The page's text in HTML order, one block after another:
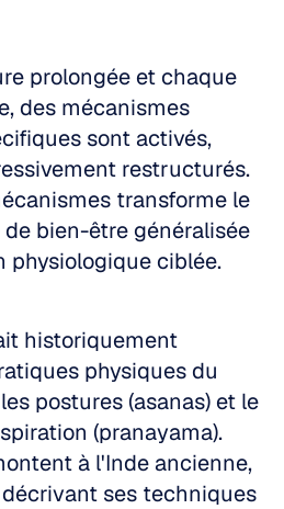
prolongée et chaque
des mécanismes
sont activés,
restructurés.
transforme le
bien-être généralisée
physiologique ciblée.
historiquement
physiques du
postures (asanas) et le
(pranayama).
à l'Inde ancienne,
ses techniques